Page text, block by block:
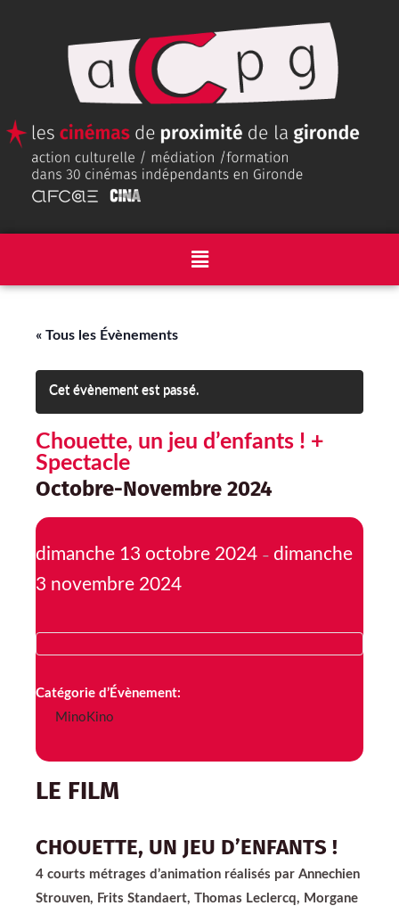
« Tous les Évènements
Cet évènement est passé.
Chouette, un jeu d’enfants ! +
Spectacle
Octobre-Novembre 2024
dimanche 13 octobre 2024 – dimanche
3 novembre 2024
Catégorie d’Évènement:
MinoKino
LE FILM
CHOUETTE, UN JEU D’ENFANTS !
4 courts métrages d’animation réalisés par Annechien
Strouven, Frits Standaert, Thomas Leclercq, Morgane